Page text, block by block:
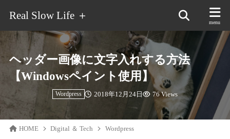
Real Slow Life ＋
ヘッダー画像に文字入れする方法
【Windowsペイント使用】
2018年12月24日
Wordpress 76 Views
HOME Digital ＆ Tech Wordpress